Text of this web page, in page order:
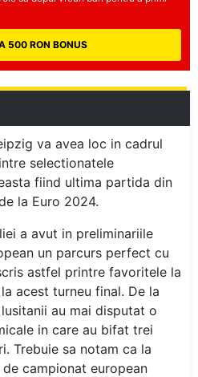
500 RON BONUS
va avea loc in cadrul
selectionatele
fiind ultima partida din
la Euro 2024.
a avut in preliminariile
un parcurs perfect cu
astfel printre favoritele la
acest turneu final. De la
au mai disputat o
in care au bifat trei
Trebuie sa notam ca la
campionat european